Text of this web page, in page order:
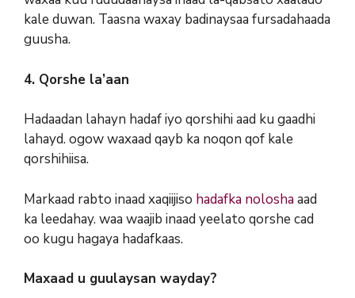
kale duwan. Taasna waxay badinaysaa fursadahaada
guusha.
4. Qorshe la’aan
Hadaadan lahayn hadaf iyo qorshihi aad ku gaadhi
lahayd. ogow waxaad qayb ka noqon qof kale
qorshihiisa.
Markaad rabto inaad xaqiijiso hadafka noloshaaad
ka leedahay. waa waajib inaad yeelato qorshe cad
oo kugu hagaya hadafkaas.
Maxaad u guulaysan wayday?